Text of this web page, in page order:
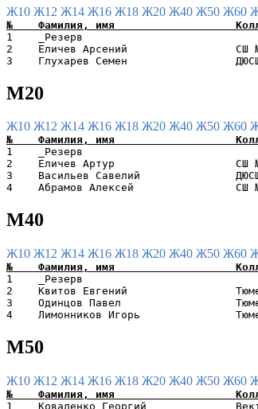
Ж10 Ж12 Ж14 Ж16 Ж18 Ж20 Ж40 Ж50 Ж60
1    _Резерв
2    Еличев Арсений                 СШ
М20
Ж10 Ж12 Ж14 Ж16 Ж18 Ж20 Ж40 Ж50 Ж60
1    _Резерв
2    Еличев Артур                   СШ
3    Васильев Савелий
М40
Ж10 Ж12 Ж14 Ж16 Ж18 Ж20 Ж40 Ж50 Ж60
1    _Резерв
2    Квитов Евгений
3    Одинцов Павел
М50
Ж10 Ж12 Ж14 Ж16 Ж18 Ж20 Ж40 Ж50 Ж60
1    Коваленко Георгий